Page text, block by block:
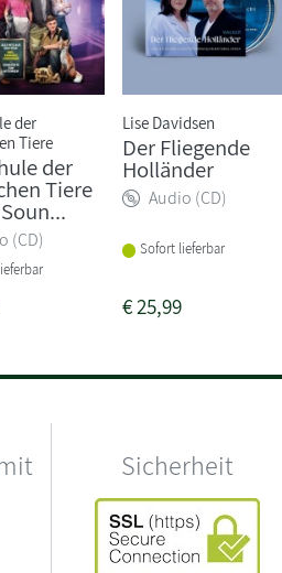
der
Tiere
der
Tiere
(CD)
Lise Davidsen
Der Fliegende
Holländer
Audio (CD)
Sofort lieferbar
€25,99
Sicherheit